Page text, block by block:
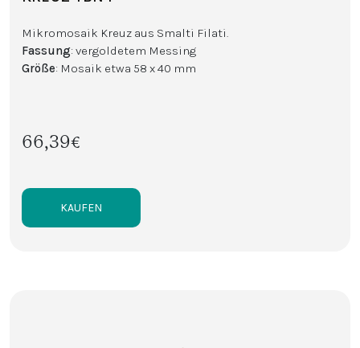
Mikromosaik Kreuz aus Smalti Filati.
Fassung: vergoldetem Messing
Größe: Mosaik etwa 58 x 40 mm
66,39€
KAUFEN